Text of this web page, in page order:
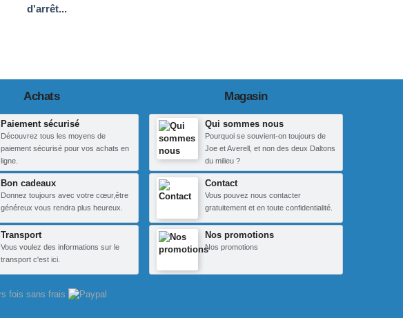
d'arrêt...
Achats
Paiement sécurisé
Découvrez tous les moyens de
paiement sécurisé pour vos achats en
ligne.
Bon cadeaux
Donnez toujours avec votre cœur,être
généreux vous rendra plus heureux.
Transport
Vous voulez des informations sur le
transport c'est ici.
Magasin
Qui sommes nous
Pourquoi se souvient-on toujours de
Joe et Averell, et non des deux Daltons
du milieu ?
Contact
Vous pouvez nous contacter
gratuitement et en toute confidentialité.
Nos promotions
Nos promotions